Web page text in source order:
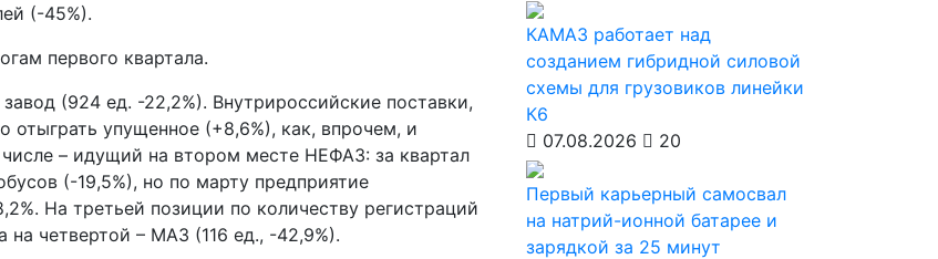
(-45%).
первого квартала.
(924 ед. -22,2%). Внутрироссийские поставки,
отыграть упущенное (+8,6%), как, впрочем, и
– идущий на втором месте НЕФАЗ: за квартал
(-19,5%), но по марту предприятие
На третьей позиции по количеству регистраций
на четвертой – МАЗ (116 ед., -42,9%).
КАМАЗ работает над
созданием гибридной силовой
схемы для грузовиков линейки
К6
07.08.2026
20
Первый карьерный самосвал
на натрий-ионной батарее и
зарядкой за 25 минут